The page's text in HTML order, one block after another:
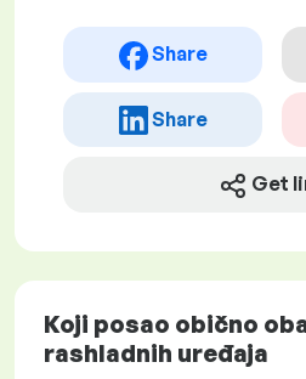
Share
Share
Get
Koji posao obično
rashladnih uređaja